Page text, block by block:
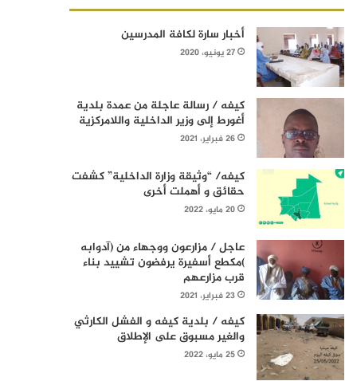
أخبار سارة لكافة المدرسين
27 يونيو، 2020
كيفه / رسالة عاجلة من عمدة بلدية
أغورط إلى وزير الداخلية واللامركزية
26 فبراير، 2021
كيفه/ “وثيقة وزارة الداخلية” كشفت
حقائق و أهملت أخرى
20 مايو، 2022
عاجل / مزارعون ووجهاء من (آدوابه
)مكطع أسفيرة يرفضون تشييد بناء
قرب مزارعهم
23 فبراير، 2021
كيفه / بلدية كيفه و الفشل الكارثي
والغير مسبوق على الإطلاق
25 مايو، 2022